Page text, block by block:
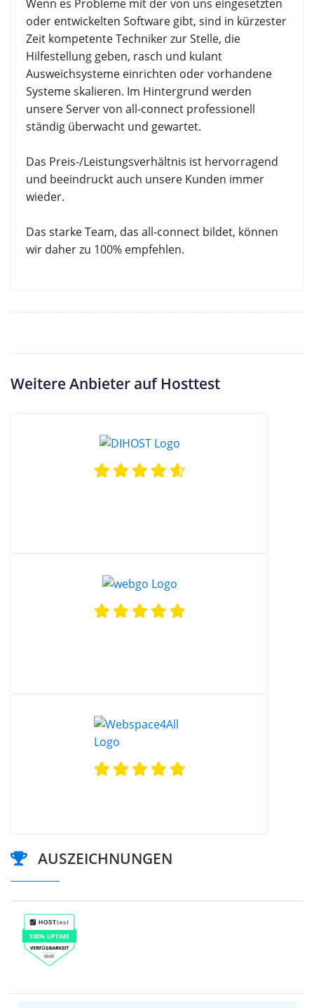
Wenn es Probleme mit der von uns eingesetzten
oder entwickelten Software gibt, sind in kürzester
Zeit kompetente Techniker zur Stelle, die
Hilfestellung geben, rasch und kulant
Ausweichsysteme einrichten oder vorhandene
Systeme skalieren. Im Hintergrund werden
unsere Server von all-connect professionell
ständig überwacht und gewartet.
Das Preis-/Leistungsverhältnis ist hervorragend
und beeindruckt auch unsere Kunden immer
wieder.
Das starke Team, das all-connect bildet, können
wir daher zu 100% empfehlen.
Weitere Anbieter auf Hosttest
AUSZEICHNUNGEN